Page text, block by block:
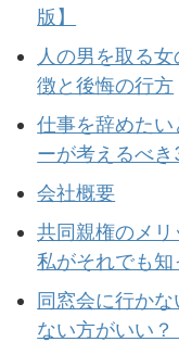
版】
人の男を取る
徴と後悔の行方
仕事を辞めた
ーが考えるべき
会社概要
共同親権のメリ
私がそれでも
同窓会に行か
ない方がいい？